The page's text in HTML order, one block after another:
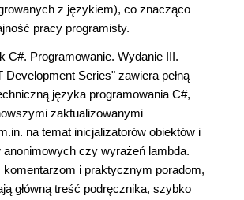
z językiem), co znacząco
pracy programisty.
C#. Programowanie. Wydanie III.
Development Series" zawiera pełną
języka programowania C#,
zaktualizowanymi
na temat inicjalizatorów obiektów i
anonimowych czy wyrażeń lambda.
i praktycznym poradom,
główną treść podręcznika, szybko